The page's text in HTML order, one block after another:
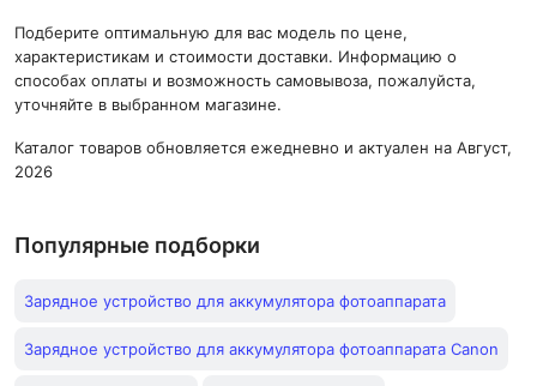
Подберите оптимальную для вас модель по цене,
характеристикам и стоимости доставки. Информацию о
способах оплаты и возможность самовывоза, пожалуйста,
уточняйте в выбранном магазине.
Каталог товаров обновляется ежедневно и актуален на Август,
2026
Популярные подборки
Зарядное устройство для аккумулятора фотоаппарата
Зарядное устройство для аккумулятора фотоаппарата Canon